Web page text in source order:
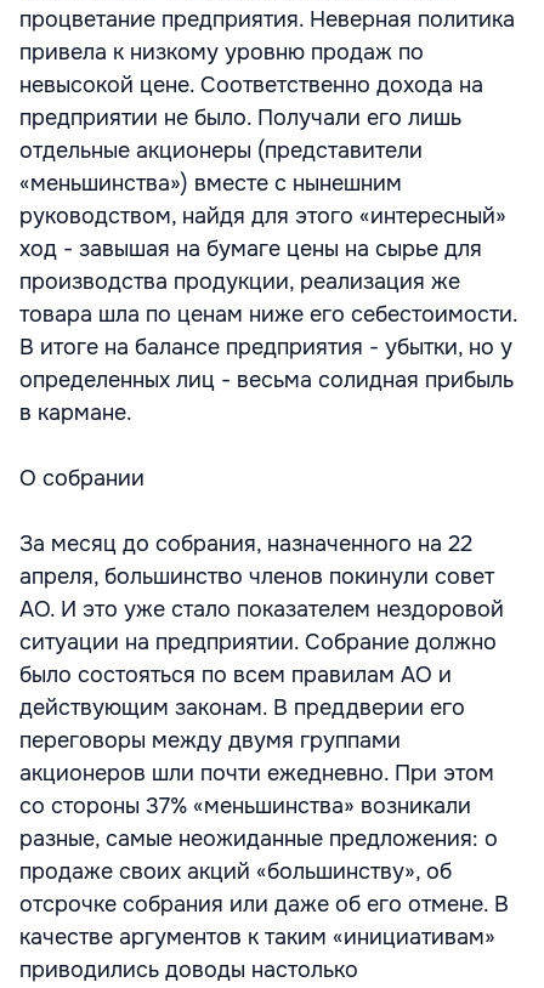
процветание предприятия. Неверная политика
привела к низкому уровню продаж по
невысокой цене. Соответственно дохода на
предприятии не было. Получали его лишь
отдельные акционеры (представители
«меньшинства») вместе с нынешним
руководством, найдя для этого «интересный»
ход - завышая на бумаге цены на сырье для
производства продукции, реализация же
товара шла по ценам ниже его себестоимости.
В итоге на балансе предприятия - убытки, но у
определенных лиц - весьма солидная прибыль
в кармане.
О собрании
За месяц до собрания, назначенного на 22
апреля, большинство членов покинули совет
АО. И это уже стало показателем нездоровой
ситуации на предприятии. Собрание должно
было состояться по всем правилам АО и
действующим законам. В преддверии его
переговоры между двумя группами
акционеров шли почти ежедневно. При этом
со стороны 37% «меньшинства» возникали
разные, самые неожиданные предложения: о
продаже своих акций «большинству», об
отсрочке собрания или даже об его отмене. В
качестве аргументов к таким «инициативам»
приводились доводы настолько